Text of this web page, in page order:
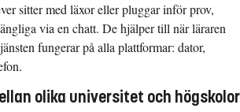
sitter med läxor eller pluggar inför prov,
via en chatt. De hjälper till när läraren
fungerar på alla plattformar: dator,
olika universitet och högskolor